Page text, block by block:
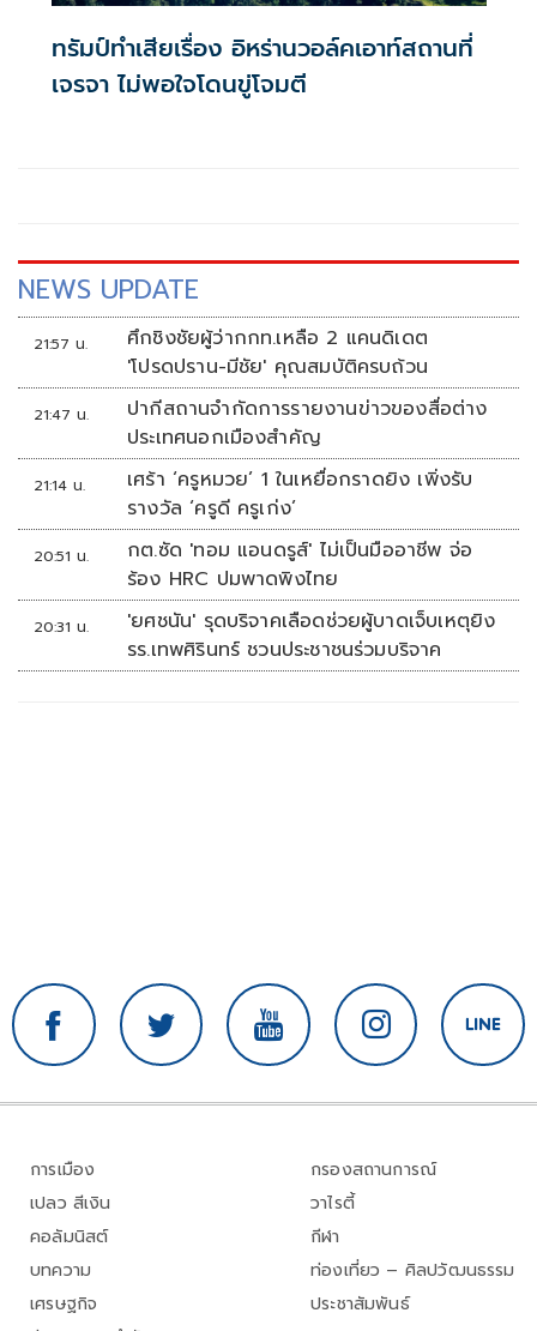
ทรัมป์ทำเสียเรื่อง อิหร่านวอล์คเอาท์สถานที่
เจรจา ไม่พอใจโดนขู่โจมตี
NEWS UPDATE
21:57 น.
ศึกชิงชัยผู้ว่ากกท.เหลือ 2 แคนดิเดต
'โปรดปราน-มีชัย' คุณสมบัติครบถ้วน
21:47 น.
ปากีสถานจำกัดการรายงานข่าวของสื่อต่าง
ประเทศนอกเมืองสำคัญ
21:14 น.
เศร้า ‘ครูหมวย’ 1 ในเหยื่อกราดยิง เพิ่งรับ
รางวัล ‘ครูดี ครูเก่ง’
20:51 น.
กต.ซัด 'ทอม แอนดรูส์' ไม่เป็นมืออาชีพ จ่อ
ร้อง HRC ปมพาดพิงไทย
20:31 น.
'ยศชนัน' รุดบริจาคเลือดช่วยผู้บาดเจ็บเหตุยิง
รร.เทพศิรินทร์ ชวนประชาชนร่วมบริจาค
การเมือง
เปลว สีเงิน
คอลัมนิสต์
บทความ
เศรษฐกิจ
กรองสถานการณ์
วาไรตี้
กีฬา
ท่องเที่ยว – ศิลปวัฒนธรรม
ประชาสัมพันธ์